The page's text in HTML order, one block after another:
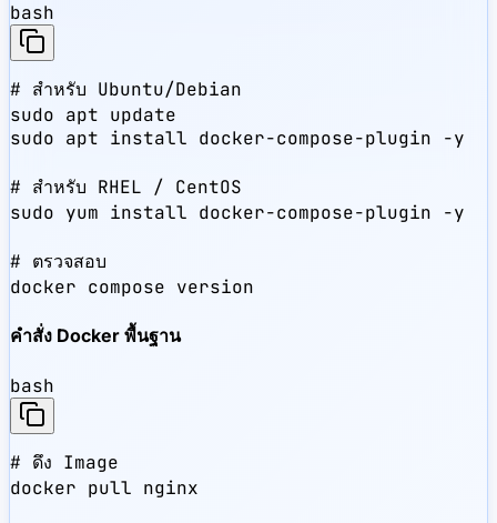
bash
# สำหรับ Ubuntu/Debian
sudo apt update
sudo apt install docker-compose-plugin -y
# สำหรับ RHEL / CentOS
sudo yum install docker-compose-plugin -y
# ตรวจสอบ
docker compose version
คำสั่ง Docker พื้นฐาน
bash
# ดึง Image
docker pull nginx